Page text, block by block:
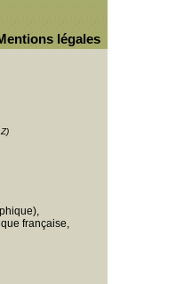
légales
française,